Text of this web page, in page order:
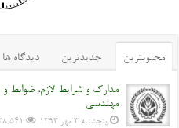
محبوبترین جدیدترین دیدگاه ها
مدارک و شرایط لازم، ضوابط و
مهندسی
پنجشنبه ۳ مهر ۱۳۹۳